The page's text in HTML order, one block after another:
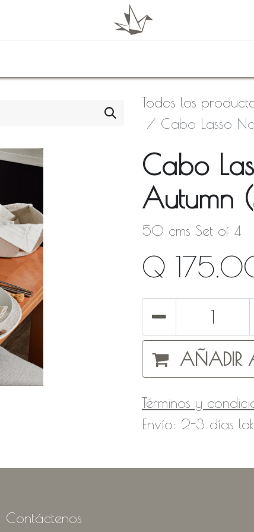
Todos los
Cabo Lasso
Cabo
Autumn
50 cms Set of 4
Q
AÑADIR
Términos y
Envío: 2-3 días
Contáctenos